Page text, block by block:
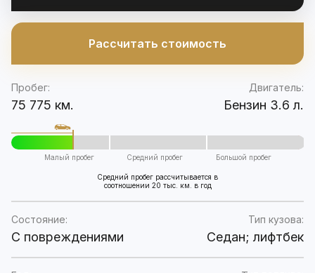
Рассчитать стоимость
Пробег:
75 775 км.
Двигатель:
Бензин 3.6 л.
Малый пробег Средний пробег Большой пробег
Средний пробег рассчитывается в
соотношении 20 тыс. км. в год
Состояние:
C повреждениями
Тип кузова:
Седан; лифтбек